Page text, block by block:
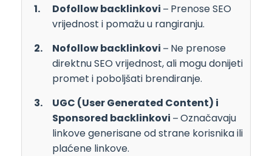
Dofollow backlinkovi – Prenose SEO
vrijednost i pomažu u rangiranju.
Nofollow backlinkovi – Ne prenose
direktnu SEO vrijednost, ali mogu donijeti
promet i poboljšati brendiranje.
UGC (User Generated Content) i
Sponsored backlinkovi – Označavaju
linkove generisane od strane korisnika ili
plaćene linkove.